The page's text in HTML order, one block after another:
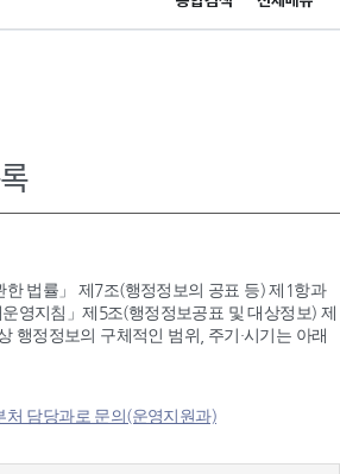
부 누리집입니다.
한 법률」 제7조(행정정보의 공표 등) 제1항과
운영지침」제5조(행정정보공표 및 대상정보) 제
행정정보의 구체적인 범위, 주기·시기는 아래
담당과로 문의(운영지원과)